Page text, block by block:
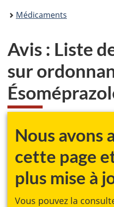
Médicaments
Avis : Liste
sur
Nous avons
cette page
plus mise à
Vous pouvez la